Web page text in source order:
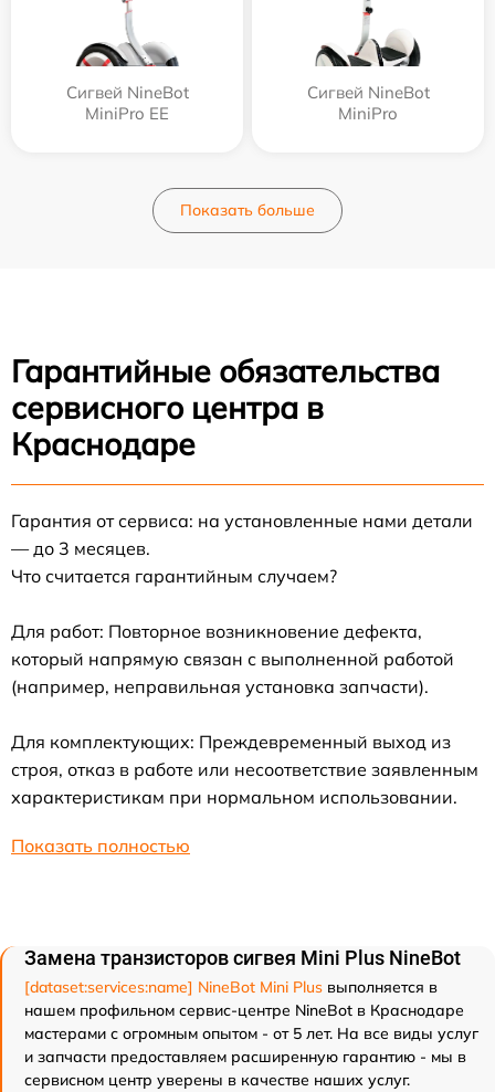
Сигвей NineBot
MiniPro EE
Сигвей NineBot
MiniPro
Показать больше
Гарантийные обязательства
сервисного центра в
Краснодаре
Гарантия от сервиса: на установленные нами детали
— до 3 месяцев.
Что считается гарантийным случаем?
Для работ: Повторное возникновение дефекта,
который напрямую связан с выполненной работой
(например, неправильная установка запчасти).
Для комплектующих: Преждевременный выход из
строя, отказ в работе или несоответствие заявленным
характеристикам при нормальном использовании.
Показать полностью
Замена транзисторов сигвея Mini Plus NineBot
[dataset:services:name] NineBot Mini Plus выполняется в
нашем профильном сервис-центре NineBot в Краснодаре
мастерами с огромным опытом - от 5 лет. На все виды услуг
и запчасти предоставляем расширенную гарантию - мы в
сервисном центр уверены в качестве наших услуг.